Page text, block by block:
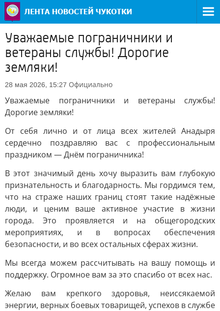
Уважаемые пограничники и
ветераны службы! Дорогие
земляки!
28 мая 2026, 15:27 Официально
Уважаемые пограничники и ветераны службы!
Дорогие земляки!
От себя лично и от лица всех жителей Анадыря
сердечно поздравляю вас с профессиональным
праздником — Днём пограничника!
В этот значимый день хочу выразить вам глубокую
признательность и благодарность. Мы гордимся тем,
что на страже наших границ стоят такие надёжные
люди, и ценим ваше активное участие в жизни
города. Это проявляется и на общегородских
мероприятиях, и в вопросах обеспечения
безопасности, и во всех остальных сферах жизни.
Мы всегда можем рассчитывать на вашу помощь и
поддержку. Огромное вам за это спасибо от всех нас.
Желаю вам крепкого здоровья, неиссякаемой
энергии, верных боевых товарищей, успехов в службе